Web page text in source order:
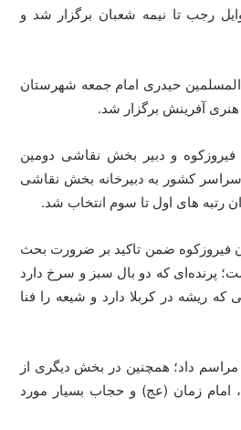
استان تهران از اوایل رجب تا نیمه شعبان برگزار شد و
المسلمین حیدری امام جمعه شهرستان
آفرینش برگزار شد.
و دبیر بخش نقاشی دومین
چله مهدویت، ضمن خیر مقدم اظهار کرد: تعداد ۶۷۰ اثر از سراسر کشور به دبیرخانه بخش نقاشی
فیروزکوه ضمن تاکید بر ضرورت بحث
پرنده‌ای که دو بال سبز و سرخ دارد
ریشه در کربلا دارد و شیعه را فنا
داد؛ همچنین در بخش دیگری از
زمان (عج) و حجاب بسیار مورد